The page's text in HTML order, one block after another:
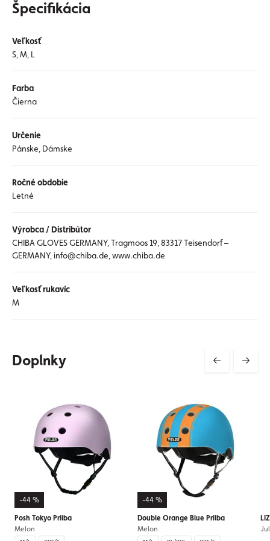
Špecifikácia
Veľkosť
S, M, L
Farba
Čierna
Určenie
Pánske, Dámske
Ročné obdobie
Letné
Výrobca / Distribútor
CHIBA GLOVES GERMANY, Tragmoos 19, 83317 Teisendorf –
GERMANY, info@chiba.de, www.chiba.de
Veľkosť rukavíc
M
Doplnky
-44 %
Posh Tokyo Prilba
Melon
-44 %
Double Orange Blue Prilba
Melon